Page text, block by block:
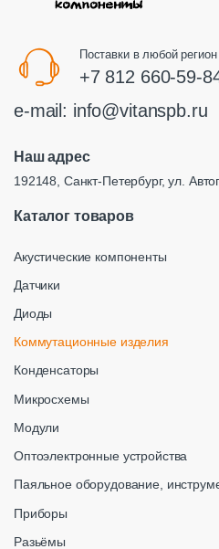
Поставки в любой
+7 812 660-59-
e-mail: info@vitanspb.ru
Наш адрес
192148, Санкт-Петербург, ул.
Каталог товаров
Акустические компоненты
Датчики
Диоды
Коммутационные изделия
Конденсаторы
Микросхемы
Модули
Оптоэлектронные устройства
Паяльное оборудование,
Приборы
Разьёмы